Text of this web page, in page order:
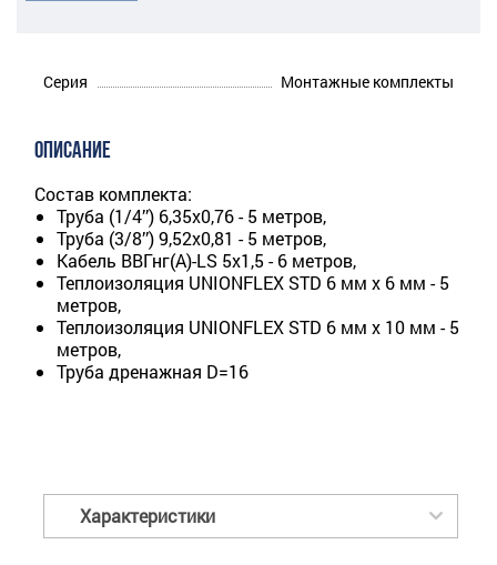
Серия Монтажные комплекты
ОПИСАНИЕ
Состав комплекта:
Труба (1/4’’) 6,35x0,76 - 5 метров,
Труба (3/8’’) 9,52x0,81 - 5 метров,
Кабель ВВГнг(A)-LS 5х1,5 - 6 метров,
Теплоизоляция UNIONFLEX STD 6 мм х 6 мм - 5
метров,
Теплоизоляция UNIONFLEX STD 6 мм х 10 мм - 5
метров,
Труба дренажная D=16
Характеристики